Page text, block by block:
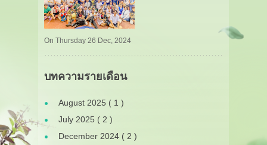
On Thursday 26 Dec, 2024
บทความรายเดือน
August 2025 ( 1 )
July 2025 ( 2 )
December 2024 ( 2 )